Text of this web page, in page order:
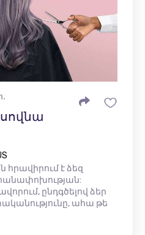
է ձեզ
ընդգծելով ձեր
ահա թե